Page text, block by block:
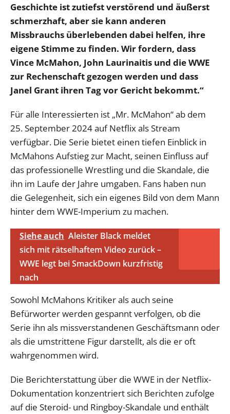
Geschichte ist zutiefst verstörend und äußerst
schmerzhaft, aber sie kann anderen
Missbrauchs überlebenden dabei helfen, ihre
eigene Stimme zu finden. Wir fordern, dass
Vince McMahon, John Laurinaitis und die WWE
zur Rechenschaft gezogen werden und dass
Janel Grant ihren Tag vor Gericht bekommt.“
Für alle Interessierten ist „Mr. McMahon“ ab dem
25. September 2024 auf Netflix als Stream
verfügbar. Die Serie bietet einen tiefen Einblick in
McMahons Aufstieg zur Macht, seinen Einfluss auf
das professionelle Wrestling und die Skandale, die
ihn im Laufe der Jahre umgaben. Fans haben nun
die Gelegenheit, sich ein eigenes Bild von dem Mann
hinter dem WWE-Imperium zu machen.
Siehe auch Aleister Black meldet
sich mit rätselhaftem Video zurück –
WWE legt bei SmackDown kurzfristig
nach
Sowohl McMahons Kritiker als auch seine
Befürworter werden gespannt verfolgen, ob die
Serie ihn als missverstandenen Geschäftsmann oder
als die umstrittene Figur darstellt, als die er oft
wahrgenommen wird.
Die Berichterstattung über die WWE in der Netflix-
Dokumentation konzentriert sich Berichten zufolge
auf die Steroid- und Ringboy-Skandale und enthält